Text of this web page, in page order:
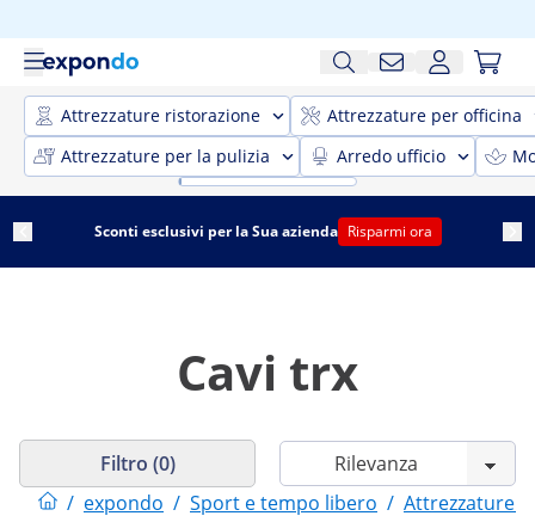
Attrezzature ristorazione
Attrezzature per officina
Attrezzature per la pulizia
Arredo ufficio
Sconti esclusivi per la Sua azienda Risparmi ora
Cavi trx
/ expondo / Sport e tempo libero / Attrezzature
Filtro (0)